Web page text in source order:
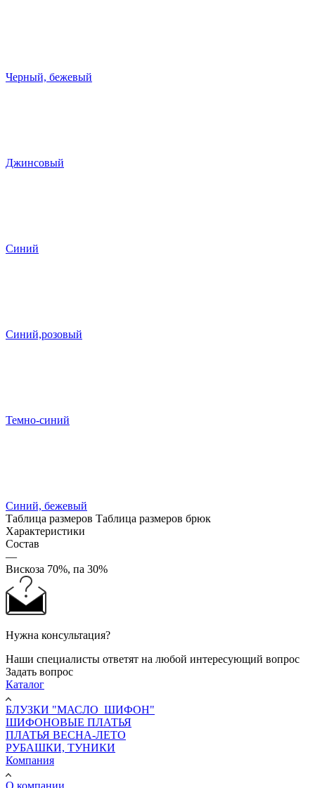
Черный, бежевый
Джинсовый
Синий
Синий,розовый
Темно-синий
Синий, бежевый
Таблица размеров Таблица размеров брюк
Характеристики
Состав
—
Вискоза 70%, па 30%
Нужна консультация?
Наши специалисты ответят на любой интересующий вопрос
Задать вопрос
Каталог
БЛУЗКИ "МАСЛО_ШИФОН"
ШИФОНОВЫЕ ПЛАТЬЯ
ПЛАТЬЯ ВЕСНА-ЛЕТО
РУБАШКИ, ТУНИКИ
Компания
О компании